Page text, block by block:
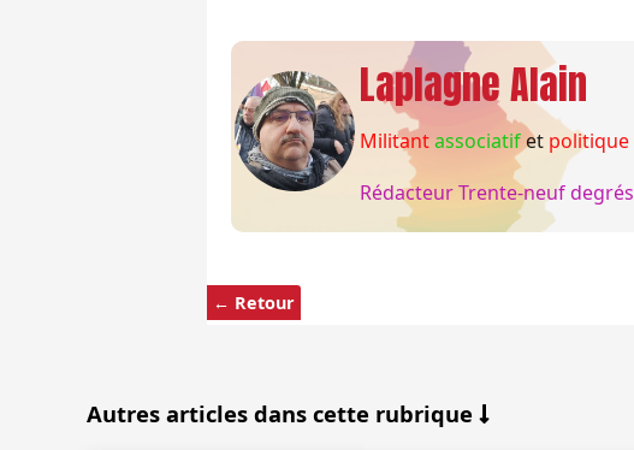
← Retour
Laplagne Alain
Militantassociatifetpolitique
Rédacteur Trente-neuf degrés
Autres articles dans cette rubrique